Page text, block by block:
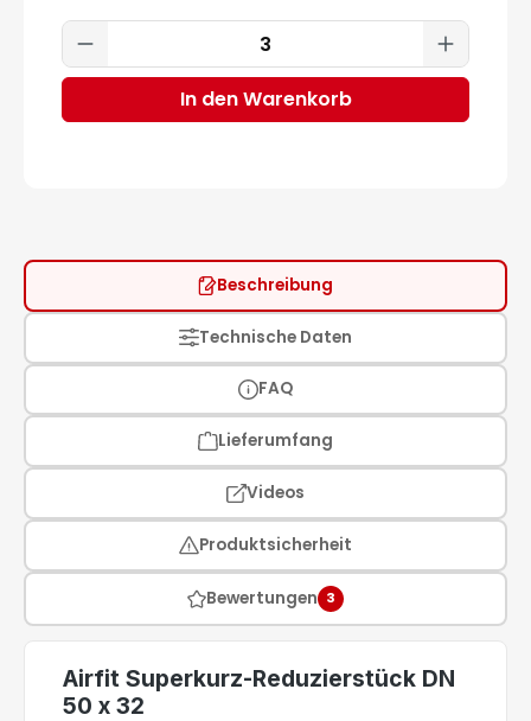
Produkt Anzahl: Gib den
In den Warenkorb
Beschreibung
Technische Daten
FAQ
Lieferumfang
Videos
Produktsicherheit
Bewertungen 3
Airfit Superkurz-Reduzierstück DN
50 x 32